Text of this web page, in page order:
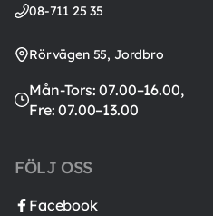
08-711 25 35
Rörvägen 55, Jordbro
Mån-Tors: 07.00–16.00,
Fre: 07.00–13.00
FÖLJ OSS
Facebook